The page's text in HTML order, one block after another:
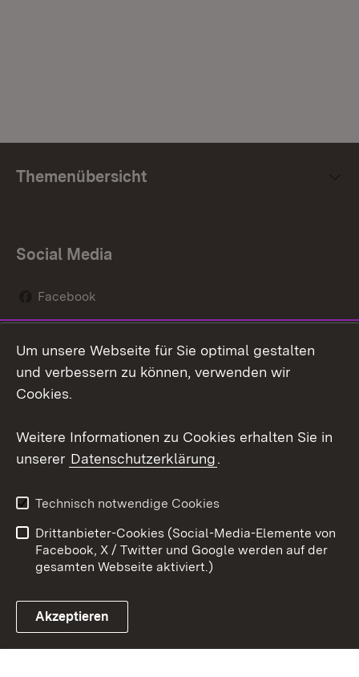
Themenübersicht
Social Media
Facebook
Social Wall
Youtube
Link zum Landesportal
Kontakt
Datenschutz
Barrierefreiheit
Impressum Cookies
Um unsere Webseite für Sie optimal gestalten
und verbessern zu können, verwenden wir
Cookies.
Weitere Informationen zu Cookies erhalten Sie in
unserer Datenschutzerklärung.
Technisch notwendige Cookies
Drittanbieter-Cookies (Social-Media-Elemente von
Facebook, X / Twitter und Google werden auf der
gesamten Webseite aktiviert.)
Akzeptieren